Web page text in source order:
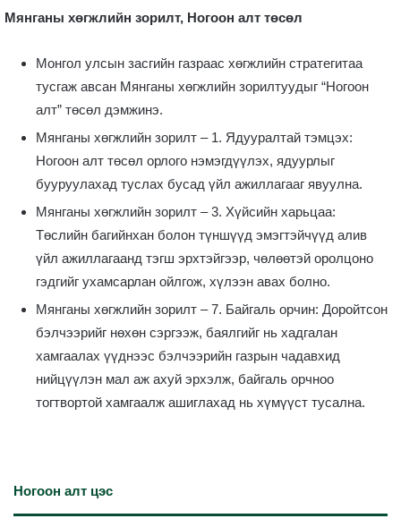
Мянганы хөгжлийн зорилт, Ногоон алт төсөл
Монгол улсын засгийн газраас хөгжлийн стратегитаа
тусгаж авсан Мянганы хөгжлийн зорилтуудыг “Ногоон
алт” төсөл дэмжинэ.
Мянганы хөгжлийн зорилт – 1. Ядууралтай тэмцэх:
Ногоон алт төсөл орлого нэмэгдүүлэх, ядуурлыг
бууруулахад туслах бусад үйл ажиллагааг явуулна.
Мянганы хөгжлийн зорилт – 3. Хүйсийн харьцаа:
Төслийн багийнхан болон түншүүд эмэгтэйчүүд алив
үйл ажиллагаанд тэгш эрхтэйгээр, чөлөөтэй оролцоно
гэдгийг ухамсарлан ойлгож, хүлээн авах болно.
Мянганы хөгжлийн зорилт – 7. Байгаль орчин: Доройтсон
бэлчээрийг нөхөн сэргээж, баялгийг нь хадгалан
хамгаалах үүднээс бэлчээрийн газрын чадавхид
нийцүүлэн мал аж ахуй эрхэлж, байгаль орчноо
тогтвортой хамгаалж ашиглахад нь хүмүүст тусална.
Ногоон алт цэс